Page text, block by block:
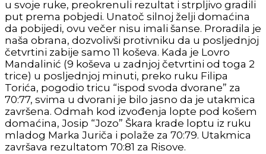
u svoje ruke, preokrenuli rezultat i strpljivo gradili
put prema pobjedi. Unatoč silnoj želji domaćina
da pobijedi, ovu večer nisu imali šanse. Proradila je
naša obrana, dozvolivši protivniku da u posljednjoj
četvrtini zabije samo 11 koševa. Kada je Lovro
Mandalinić (9 koševa u zadnjoj četvrtini od toga 2
trice) u posljednjoj minuti, preko ruku Filipa
Torića, pogodio tricu “ispod svoda dvorane” za
70:77, svima u dvorani je bilo jasno da je utakmica
završena. Odmah kod izvođenja lopte pod košem
domaćina, Josip “Jozo” Škara krade loptu iz ruku
mladog Marka Juriča i polaže za 70:79. Utakmica
završava rezultatom 70:81 za Risove.